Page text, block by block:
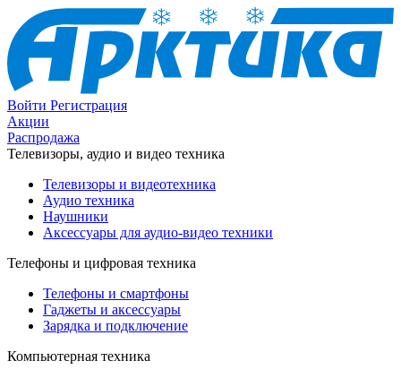
Войти Регистрация
Акции
Распродажа
Телевизоры, аудио и видео техника
Телевизоры и видеотехника
Аудио техника
Наушники
Аксессуары для аудио-видео техники
Телефоны и цифровая техника
Телефоны и смартфоны
Гаджеты и аксессуары
Зарядка и подключение
Компьютерная техника